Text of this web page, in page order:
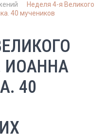
Неделя 4-я Великого
40 мучеников
ИОАННА
40